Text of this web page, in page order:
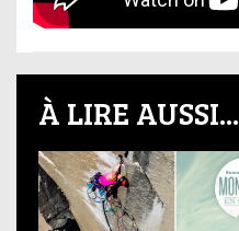
À LIRE AUSSI...